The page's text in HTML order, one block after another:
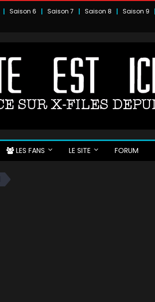
Saison 6 Saison 7 Saison 8 Saison 9
LES FANS LE SITE FORUM